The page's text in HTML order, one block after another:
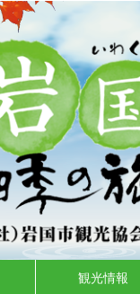
観光情報